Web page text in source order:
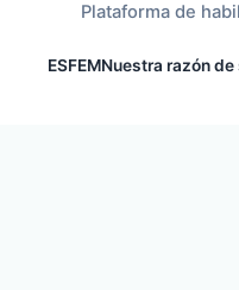
Plataforma de
ESFEMNuestra razón de